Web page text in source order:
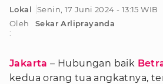
Lokal
Senin, 17 Juni 2024 - 13:15 WIB
Oleh
:
Sekar Arliprayanda
Jakarta – Hubungan baik
kedua orang tua angkatnya,